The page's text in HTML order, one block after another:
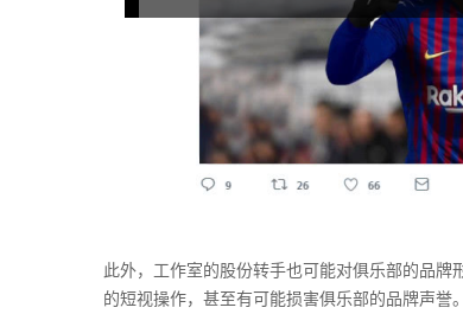
此外，工作室的股份转手也可能对俱乐部的品
的短视操作，甚至有可能损害俱乐部的品牌声誉